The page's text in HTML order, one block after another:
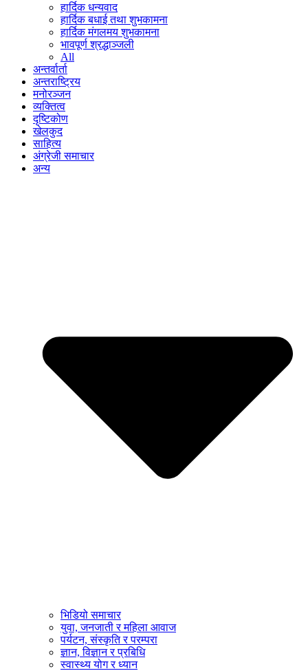
हार्दिक धन्यवाद
हार्दिक बधाई तथा शुभकामना
हार्दिक मंगलमय शुभकामना
भावपूर्ण श्रद्धाञ्जली
All
अन्तर्वार्ता
अन्तराष्ट्रिय
मनोरञ्जन
व्यक्तित्व
दृष्टिकोण
खेलकुद
साहित्य
अंग्रेजी समाचार
अन्य
भिडियो समाचार
युवा, जनजाती र महिला आवाज
पर्यटन, संस्कृति र परम्परा
ज्ञान, विज्ञान र प्रबिधि
स्वास्थ्य योग र ध्यान